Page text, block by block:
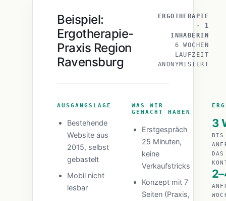
Beispiel:
Ergotherapie-
Praxis Region
Ravensburg
ERGOTHERAPIE
· 1
INHABERIN
6 WOCHEN
LAUFZEIT
ANONYMISIERT
AUSGANGSLAGE
Bestehende
Website aus
2015, selbst
gebastelt
Mobil nicht
lesbar
WAS WIR
GEMACHT HABEN
Erstgespräch
25 Minuten,
keine
Verkaufstricks
Konzept mit 7
Seiten (Praxis,
3
BIS
DAS